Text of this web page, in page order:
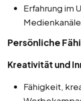
Erfahrung im
Persönliche
Kreativität und
Fähigkeit,